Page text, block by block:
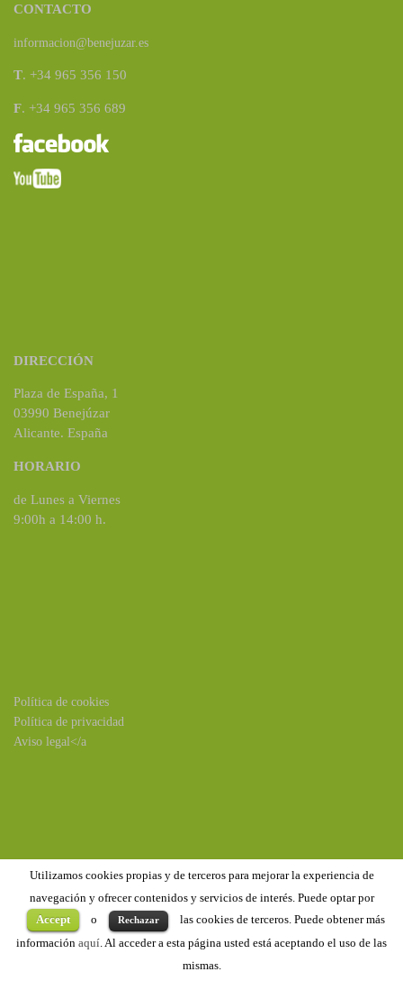
Utilizamos cookies propias y de terceros para mejorar la experiencia de
navegación y ofrecer contenidos y servicios de interés. Puede optar por
Accept
o Rechazar
las cookies de terceros. Puede obtener más
información aquí. Al acceder a esta página usted está aceptando el uso de las
mismas.
CONTACTO
informacion@benejuzar.es
T. +34 965 356 150
F. +34 965 356 689
DIRECCIÓN
Plaza de España, 1
03990 Benejúzar
Alicante. España
HORARIO
de Lunes a Viernes
9:00h a 14:00 h.
Política de cookies
Política de privacidad
Aviso legal</a
Copyright ©2020Benejúzar